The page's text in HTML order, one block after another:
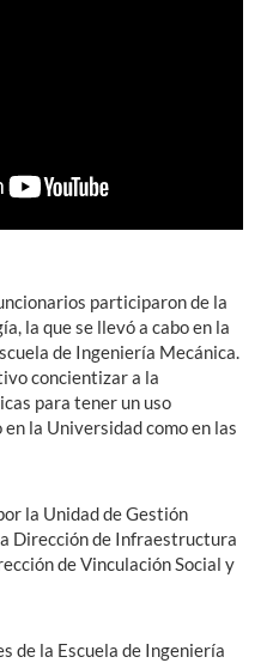
participaron de la
la que se llevó a cabo en la
de Ingeniería Mecánica.
concientizar a la
para tener un uso
la Universidad como en las
la Unidad de Gestión
Dirección de Infraestructura
de Vinculación Social y
de la Escuela de Ingeniería